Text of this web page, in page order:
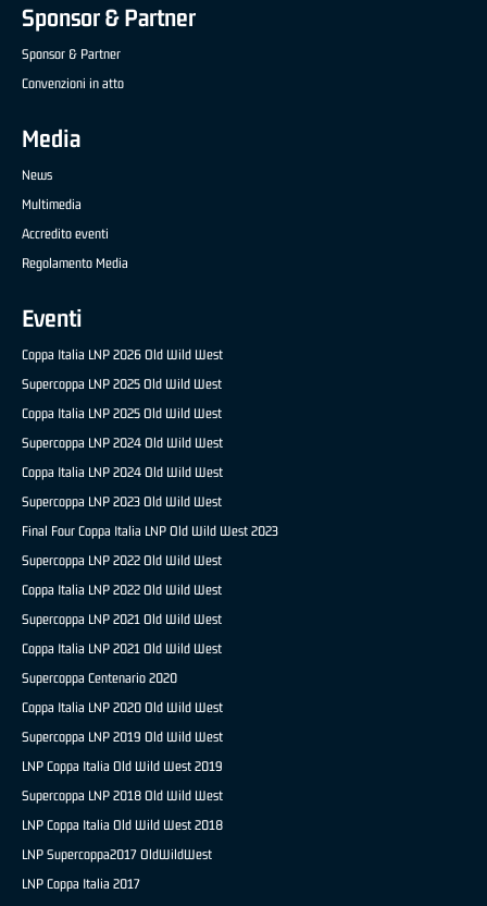
Sponsor & Partner
Sponsor & Partner
Convenzioni in atto
Media
News
Multimedia
Accredito eventi
Regolamento Media
Eventi
Coppa Italia LNP 2026 Old Wild West
Supercoppa LNP 2025 Old Wild West
Coppa Italia LNP 2025 Old Wild West
Supercoppa LNP 2024 Old Wild West
Coppa Italia LNP 2024 Old Wild West
Supercoppa LNP 2023 Old Wild West
Final Four Coppa Italia LNP Old Wild West 2023
Supercoppa LNP 2022 Old Wild West
Coppa Italia LNP 2022 Old Wild West
Supercoppa LNP 2021 Old Wild West
Coppa Italia LNP 2021 Old Wild West
Supercoppa Centenario 2020
Coppa Italia LNP 2020 Old Wild West
Supercoppa LNP 2019 Old Wild West
LNP Coppa Italia Old Wild West 2019
Supercoppa LNP 2018 Old Wild West
LNP Coppa Italia Old Wild West 2018
LNP Supercoppa2017 OldWildWest
LNP Coppa Italia 2017